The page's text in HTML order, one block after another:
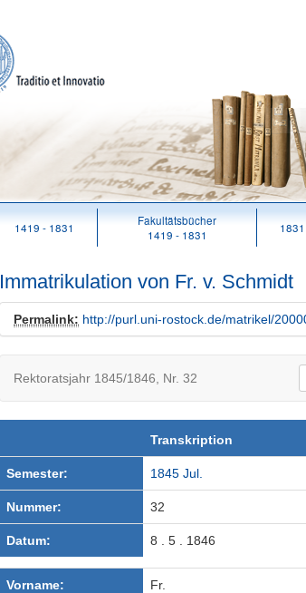
1419 - 1831
Fakultätsbücher
1419 - 1831
Immatrikulation von Fr. v. Schmidt
Permalink: http://purl.uni-rostock.de/matrikel/
Rektoratsjahr 1845/1846, Nr. 32
Transkription
Semester: 1845 Jul.
Nummer: 32
Datum: 8 . 5 . 1846
Vorname: Fr.